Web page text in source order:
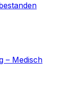
– Medisch